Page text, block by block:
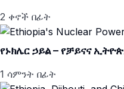
2 ቀኖች በፊት
የኑክሌር ኃይል – የቻይናና
1 ሳምንት በፊት